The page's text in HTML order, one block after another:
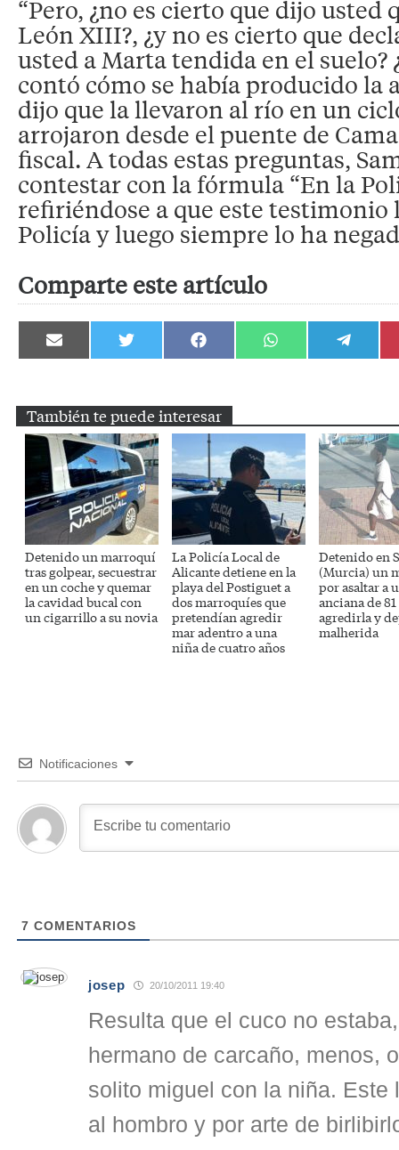
“Pero, ¿no es cierto que dijo usted
León XIII?, ¿y no es cierto que
usted a Marta tendida en el suelo?
contó cómo se había producido la
dijo que la llevaron al río en un
arrojaron desde el puente de
fiscal. A todas estas preguntas,
contestar con la fórmula “En la
refiriéndose a que este testimonio
Policía y luego siempre lo ha
Comparte este artículo
Compartir
en
Compartir
en
Compartir
en
Compartir
en
Compartir
en
También te puede interesar
Detenido un marroquí
tras golpear, secuestrar
en un coche y quemar
la cavidad bucal con
un cigarrillo a su novia
La Policía Local de
Alicante detiene en la
playa del Postiguet a
dos marroquíes que
pretendían agredir
mar adentro a una
niña de cuatro años
Detenido en
(Murcia) un
por asaltar a
anciana de
agredirla y
malherida
Notificaciones
7 COMENTARIOS
josep 20/10/2011 19:40
Resulta que el cuco no
hermano de carcaño, menos,
solito miguel con la niña. Este
al hombro y por arte de